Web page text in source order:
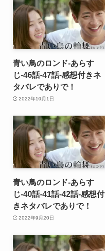
青い鳥のロンド-あらす
じ-46話-47話-感想付きネ
タバレでありで！
2022年10月1日
青い鳥のロンド-あらす
じ-40話-41話-42話-感想付
きネタバレでありで！
2022年9月20日